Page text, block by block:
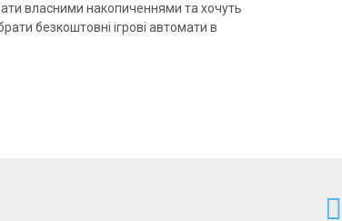
власними накопиченнями та хочуть
безкоштовні ігрові автомати в